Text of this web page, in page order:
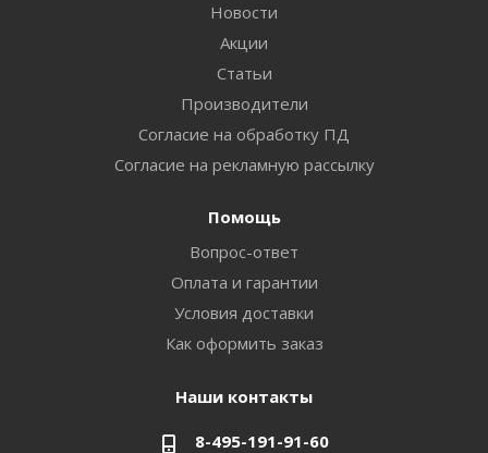
Новости
Акции
Статьи
Производители
Согласие на обработку ПД
Согласие на рекламную рассылку
Помощь
Вопрос-ответ
Оплата и гарантии
Условия доставки
Как оформить заказ
Наши контакты
8-495-191-91-60